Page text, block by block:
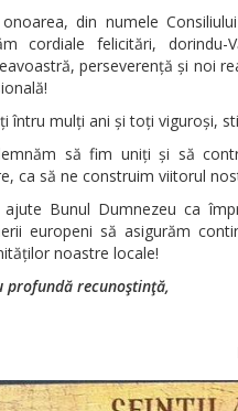
din numele
cordiale felicitări,
perseverență și noi
întru mulți ani și toți viguroși,
să fim uniți și să
ca să ne construim viitorul
ajute Bunul Dumnezeu ca
europeni să asigurăm
noastre locale!
profundă recunoştinţă,